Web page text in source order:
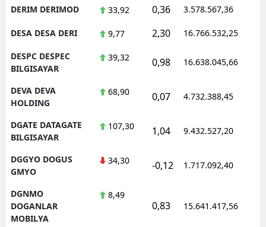
DERIM DERIMOD 33,92 0,36 3.578.567,36
DESA DESA DERI 9,77 2,30 16.766.532,25
DESPC DESPEC
BILGISAYAR
39,32 0,98 16.638.045,66
DEVA DEVA
HOLDING
68,90 0,07 4.732.388,45
DGATE DATAGATE
BILGISAYAR
107,30 1,04 9.432.527,20
DGGYO DOGUS
GMYO
34,30 -0,12 1.717.092,40
DGNMO
DOGANLAR
MOBILYA
8,49
0,83 15.641.417,56